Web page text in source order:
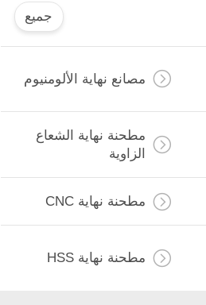
جميع
مصانع نهاية الألومنيوم
مطحنة نهاية الشعاع
الزاوية
مطحنة نهاية CNC
مطحنة نهاية HSS